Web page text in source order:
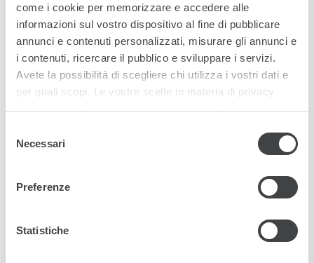
come i cookie per memorizzare e accedere alle
informazioni sul vostro dispositivo al fine di pubblicare
annunci e contenuti personalizzati, misurare gli annunci e
i contenuti, ricercare il pubblico e sviluppare i servizi.
Avete la possibilità di scegliere chi utilizza i vostri dati e
per quali scopi. Le vostre scelte in materia di privacy
sono applicabili solo su questa proprietà digitale in cui
revocare il proprio consenso in qualsiasi momento dalla
Dichiarazione sui cookie o facendo clic sull'icona di
e imposta le tue preferenze nella
sezione dettagli. Puoi
modificare o ritirare il tuo consenso in qualsiasi momento
delNecessari
Preferenze
Statistiche
SCOPRI DI PIÙ